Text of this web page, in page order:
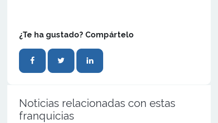
¿Te ha gustado? Compártelo
Noticias relacionadas con estas
franquicias